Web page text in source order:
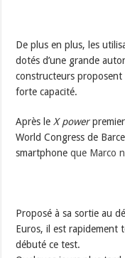
De plus en plus, les
dotés d’une grande
constructeurs proposent
forte capacité.
Après le X power
World Congress de
smartphoneque Marco
Proposé à sa sortie au
Euros, il est rapidement
débuté ce test.